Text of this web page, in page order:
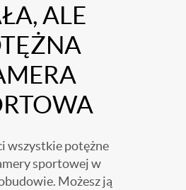
ALE
wszystkie potężne
sportowej w
Możesz ją